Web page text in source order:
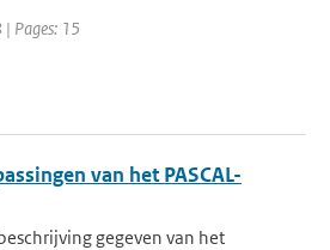
Pages: 15
van het PASCAL-
gegeven van het